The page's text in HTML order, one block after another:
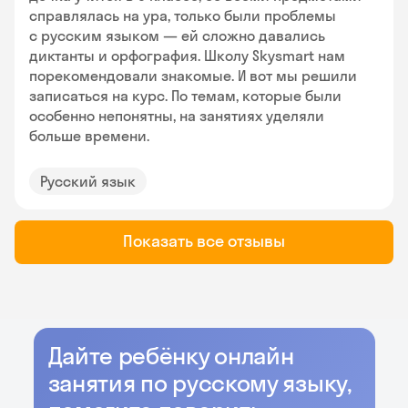
справлялась на ура, только были проблемы
с русским языком — ей сложно давались
диктанты и орфография. Школу Skysmart нам
порекомендовали знакомые. И вот мы решили
записаться на курс. По темам, которые были
особенно непонятны, на занятиях уделяли
больше времени.
Русский язык
Показать все отзывы
Дайте ребёнку онлайн
занятия по русскому языку,